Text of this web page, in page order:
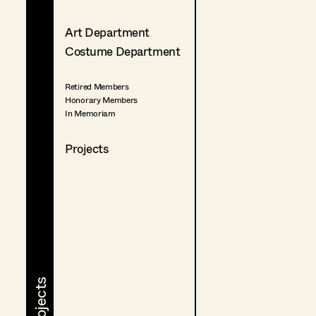
Art Department
Costume Department
Retired Members
Honorary Members
In Memoriam
Projects